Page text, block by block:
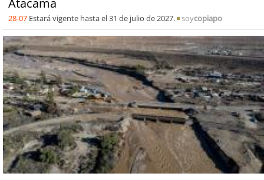
28-07 Estará vigente hasta el 31 de julio de 2027. soycopiapo